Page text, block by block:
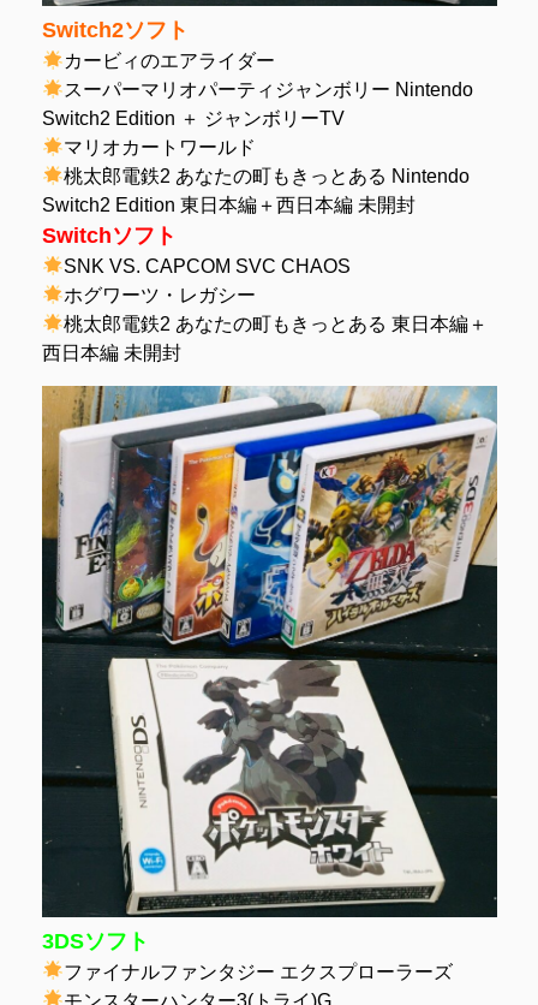
Switch2ソフト
カービィのエアライダー
スーパーマリオパーティジャンボリー Nintendo
Switch2 Edition ＋ ジャンボリーTV
マリオカートワールド
桃太郎電鉄2 あなたの町もきっとある Nintendo
Switch2 Edition 東日本編＋西日本編 未開封
Switchソフト
SNK VS. CAPCOM SVC CHAOS
ホグワーツ・レガシー
桃太郎電鉄2 あなたの町もきっとある 東日本編＋
西日本編 未開封
3DSソフト
ファイナルファンタジー エクスプローラーズ
モンスターハンター3(トライ)G